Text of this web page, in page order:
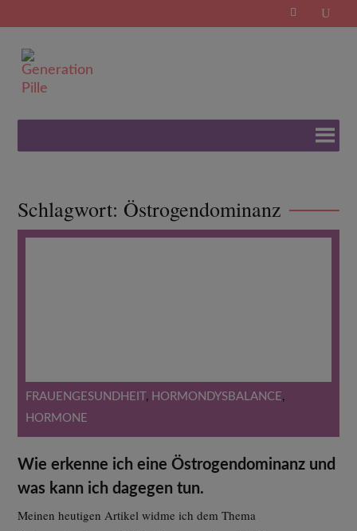
for:
Schlagwort: Östrogendominanz
FRAUENGESUNDHEIT, HORMONDYSBALANCE,
HORMONE
Wie erkenne ich eine Östrogendominanz und
was kann ich dagegen tun.
Meinen heutigen Artikel widme ich dem Thema